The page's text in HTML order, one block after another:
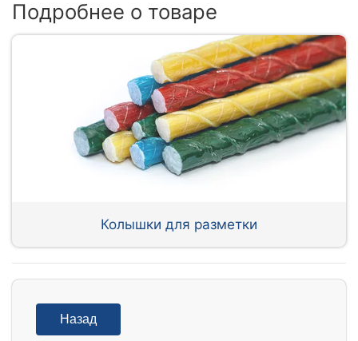
Подробнее о товаре
Колышки для разметки
Назад